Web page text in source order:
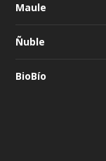
Maule
Ñuble
BioBío